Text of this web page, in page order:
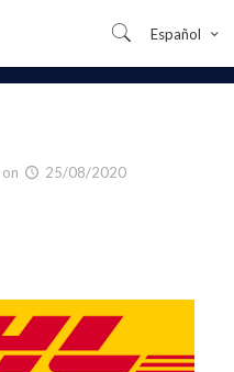
Español
on 25/08/2020